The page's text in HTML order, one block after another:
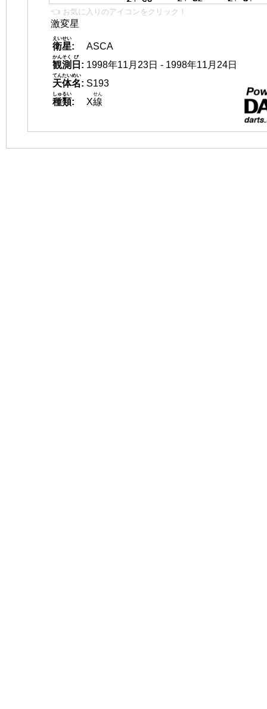
👈 お気に入りのアイコンをクリック！
激変星
衛星
えいせい
:
ASCA
観測
かんそく
日
び
: 1998年11月23日 - 1998年11月24日
天体名
てんたいめい
: S193
種類
しゅるい
: X線
せん